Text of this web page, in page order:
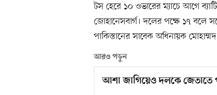
টস হেরে ১০ ওভারের ম্যাচে আগে
জোহানেসবার্গ। দলের পক্ষে ১৭ বলে
পাকিস্তানের সাবেক অধিনায়ক
আরও পড়ুন
আশা জাগিয়েও দলকে জেতাতে